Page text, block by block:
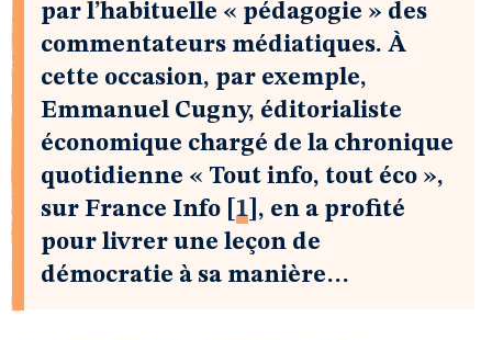
par l’habituelle « pédagogie » des
commentateurs médiatiques. À
cette occasion, par exemple,
Emmanuel Cugny, éditorialiste
économique chargé de la chronique
quotidienne « Tout info, tout éco »,
sur France Info
1 , en a profité
pour livrer une leçon de
démocratie à sa manière…